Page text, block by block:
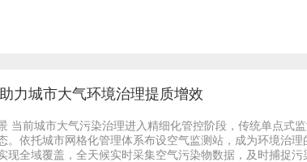
力城市大气环境治理提质增效
当前城市大气污染治理进入精细化管控阶段，传统单点式
。依托城市网格化管理体系布设空气监测站，成为环境治
现全域覆盖，全天候实时采集空气污染物数据，及时捕捉